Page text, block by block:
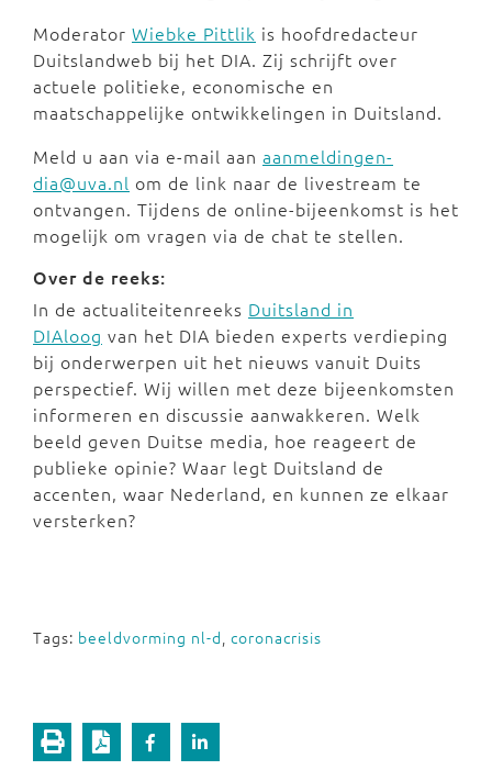
Moderator Wiebke Pittlik is hoofdredacteur
Duitslandweb bij het DIA. Zij schrijft over
actuele politieke, economische en
maatschappelijke ontwikkelingen in Duitsland.
Meld u aan via e-mail aan aanmeldingen-
dia@uva.nl om de link naar de livestream te
ontvangen. Tijdens de online-bijeenkomst is het
mogelijk om vragen via de chat te stellen.
Over de reeks:
In de actualiteitenreeks Duitsland in
DIAloog van het DIA bieden experts verdieping
bij onderwerpen uit het nieuws vanuit Duits
perspectief. Wij willen met deze bijeenkomsten
informeren en discussie aanwakkeren. Welk
beeld geven Duitse media, hoe reageert de
publieke opinie? Waar legt Duitsland de
accenten, waar Nederland, en kunnen ze elkaar
versterken?
Tags: beeldvorming nl-d, coronacrisis